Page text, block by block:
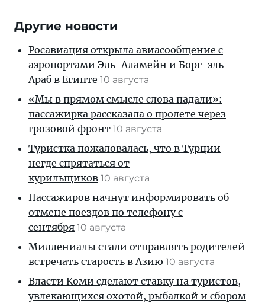
Другие новости
Росавиация открыла авиасообщение с
аэропортами Эль-Аламейн и Борг-эль-
Араб в Египте 10 августа
«Мы в прямом смысле слова падали»:
пассажирка рассказала о пролете через
грозовой фронт 10 августа
Туристка пожаловалась, что в Турции
негде спрятаться от
курильщиков 10 августа
Пассажиров начнут информировать об
отмене поездов по телефону с
сентября 10 августа
Миллениалы стали отправлять родителей
встречать старость в Азию 10 августа
Власти Коми сделают ставку на туристов,
увлекающихся охотой, рыбалкой и сбором